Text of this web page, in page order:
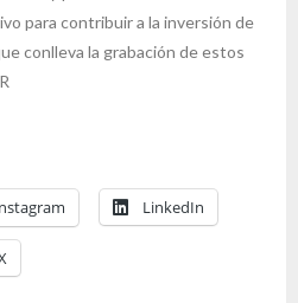
para contribuir a la inversión de
conlleva la grabación de estos
LinkedIn